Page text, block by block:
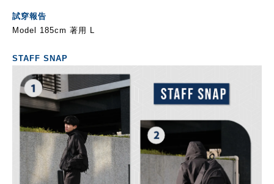
試穿報告
Model 185cm 著用 L
STAFF SNAP